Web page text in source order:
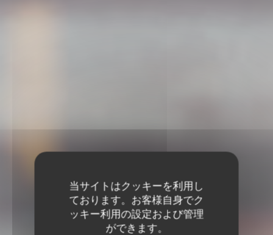
当サイトはクッキーを利用し
ております。お客様自身でク
ッキー利用の設定および管理
ができます。